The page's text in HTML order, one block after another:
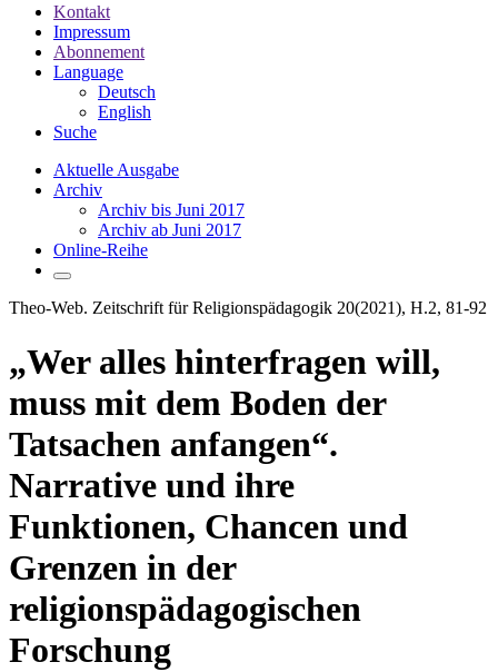
Kontakt
Impressum
Abonnement
Language
Deutsch
English
Suche
Aktuelle Ausgabe
Archiv
Archiv bis Juni 2017
Archiv ab Juni 2017
Online-Reihe
Theo-Web. Zeitschrift für Religionspädagogik 20(2021), H.2, 81-92
„Wer alles hinterfragen will,
muss mit dem Boden der
Tatsachen anfangen“.
Narrative und ihre
Funktionen, Chancen und
Grenzen in der
religionspädagogischen
Forschung